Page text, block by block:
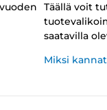
Täällä voit
saatavilla
Miksi